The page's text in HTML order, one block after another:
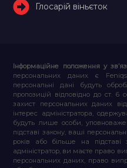
Глосарій віньєток
Інформаційне положення у
персональних даних є
персональні дані будуть
пропозицій відповідно до ст. 6
захист персональних даних
інтерес адміністратора,
будуть лише особи,
підставі закону, ваші
років або більше на підставі
адміністратор, ви маєте право
персональних даних, право